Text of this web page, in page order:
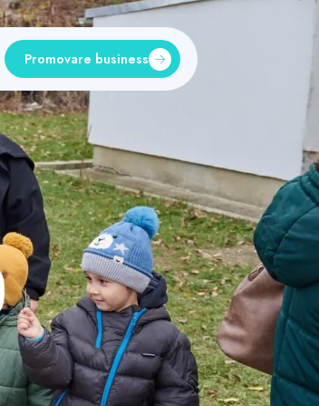
Promovare business